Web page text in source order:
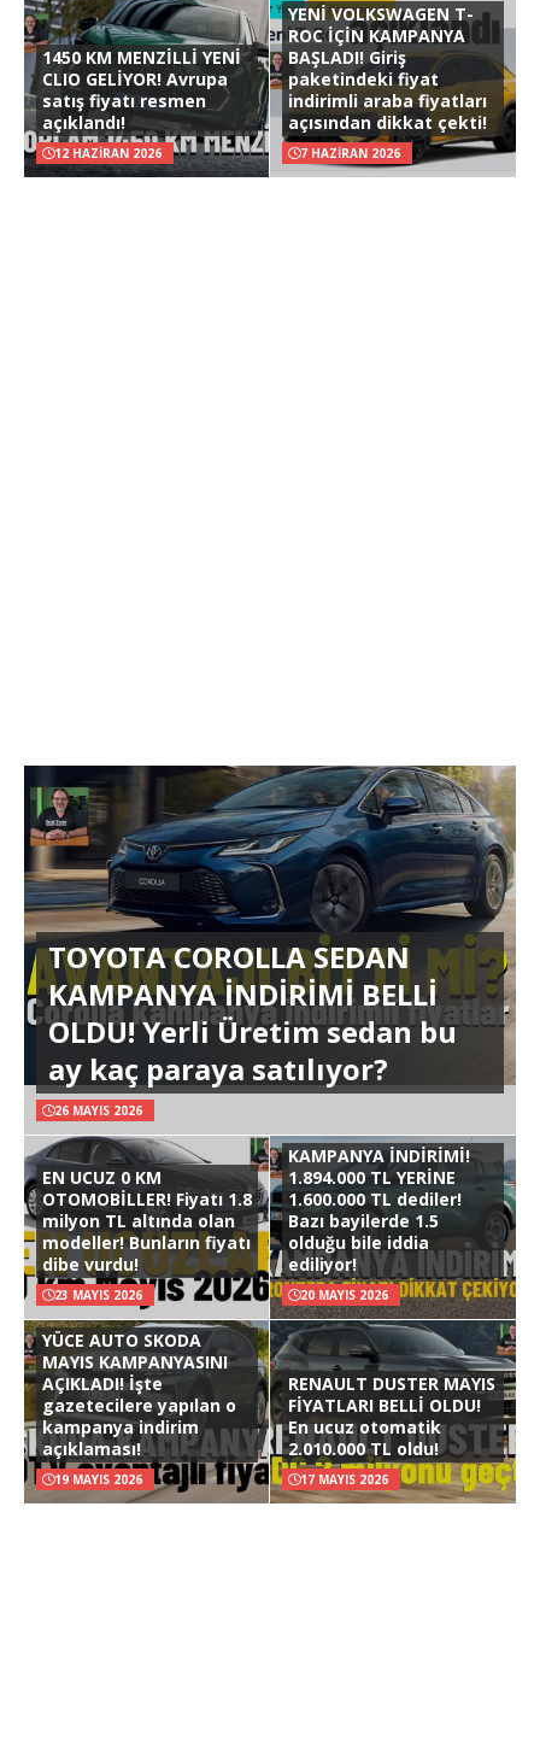
1450 KM MENZİLLİ YENİ
CLIO GELİYOR! Avrupa
satış fiyatı resmen
açıklandı!
12 HAZIRAN 2026
YENİ VOLKSWAGEN T-
ROC İÇİN KAMPANYA
BAŞLADI! Giriş
paketindeki fiyat
indirimli araba fiyatları
açısından dikkat çekti!
7 HAZIRAN 2026
TOYOTA COROLLA SEDAN
KAMPANYA İNDİRİMİ BELLİ
OLDU! Yerli Üretim sedan bu
ay kaç paraya satılıyor?
26 MAYIS 2026
EN UCUZ 0 KM
OTOMOBİLLER! Fiyatı 1.8
milyon TL altında olan
modeller! Bunların fiyatı
dibe vurdu!
23 MAYIS 2026
KAMPANYA İNDİRİMİ!
1.894.000 TL YERİNE
1.600.000 TL dediler!
Bazı bayilerde 1.5
olduğu bile iddia
ediliyor!
20 MAYIS 2026
YÜCE AUTO SKODA
MAYIS KAMPANYASINI
AÇIKLADI! İşte
gazetecilere yapılan o
kampanya indirim
açıklaması!
19 MAYIS 2026
RENAULT DUSTER MAYIS
FİYATLARI BELLİ OLDU!
En ucuz otomatik
2.010.000 TL oldu!
17 MAYIS 2026